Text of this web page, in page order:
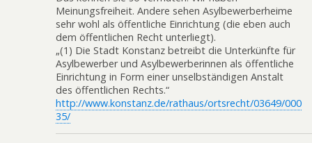
Meinungsfreiheit. Andere sehen Asylbewerberheime
sehr wohl als öffentliche Einrichtung (die eben auch
dem öffentlichen Recht unterliegt).
„(1) Die Stadt Konstanz betreibt die Unterkünfte für
Asylbewerber und Asylbewerberinnen als öffentliche
Einrichtung in Form einer unselbständigen Anstalt
des öffentlichen Rechts.“
http://www.konstanz.de/rathaus/ortsrecht/03649/000
35/